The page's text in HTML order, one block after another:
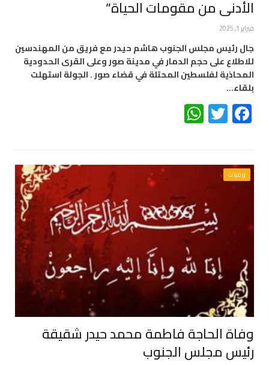
الأدنى من مقومات الحياة”
فبراير 1, 2025
جال رئيس مجلس الجنوب هاشم حيدر مع فريق من المهندسين
للاطلاع على حجم الدمار في مدينة صور وعلى القرى الحدودية
المحاذية لفلسطين المحتلة في قضاء صور . الجولة استهلت
بلقاء…
Facebook
Twitter
وفيات
وفاة الحاجة فاطمة محمد حيدر شقيقة
رئيس مجلس الجنوب